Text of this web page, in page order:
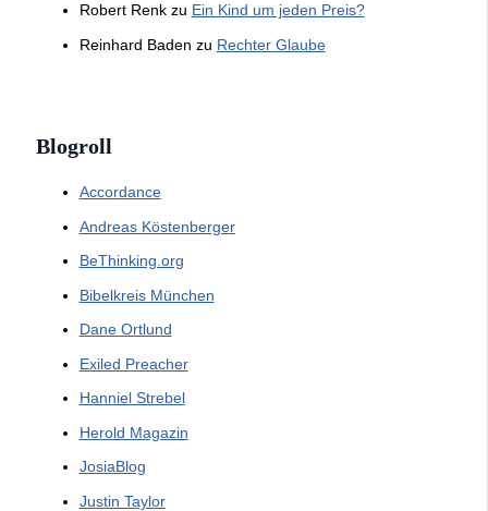
Robert Renkzu Ein Kind um jeden Preis?
Reinhard Baden zu Rechter Glaube
Blogroll
Accordance
Andreas Köstenberger
BeThinking.org
Bibelkreis München
Dane Ortlund
Exiled Preacher
Hanniel Strebel
Herold Magazin
JosiaBlog
Justin Taylor